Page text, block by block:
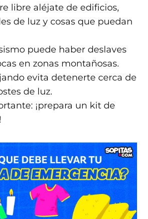
libre aléjate de edificios,
de luz y cosas que puedan
puede haber deslaves
en zonas montañosas.
evita detenerte cerca de
de luz.
¡prepara un kit de